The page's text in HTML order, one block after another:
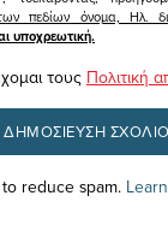
πεδίων όνομα, Ηλ.
υποχρεωτική.
τους Πολιτική
reduce spam.